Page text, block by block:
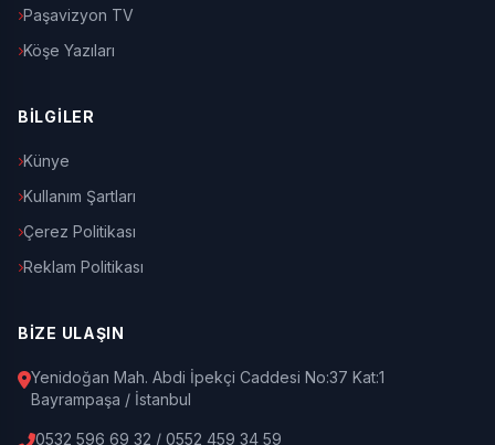
Paşavizyon TV
Köşe Yazıları
BİLGİLER
Künye
Kullanım Şartları
Çerez Politikası
Reklam Politikası
BİZE ULAŞIN
Yenidoğan Mah. Abdi İpekçi Caddesi No:37 Kat:1
Bayrampaşa / İstanbul
0532 596 69 32 / 0552 459 34 59